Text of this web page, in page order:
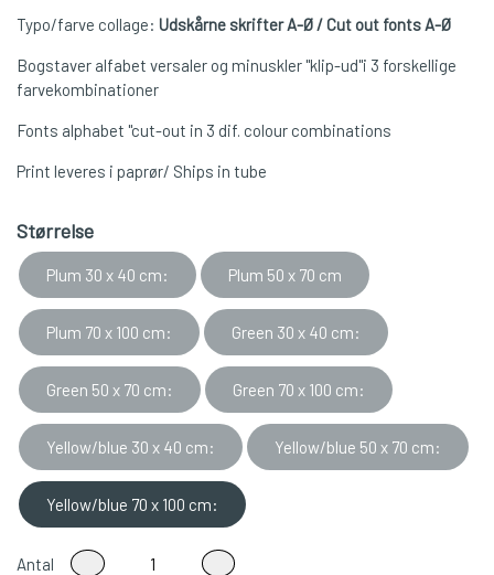
Typo/farve collage: Udskårne skrifter A-Ø / Cut out fonts A-Ø
Bogstaver alfabet versaler og minuskler "klip-ud"i 3 forskellige
farvekombinationer
Fonts alphabet "cut-out in 3 dif. colour combinations
Print leveres i paprør/ Ships in tube
Størrelse
Plum 30 x 40 cm: Plum 50 x 70 cm
Plum 70 x 100 cm: Green 30 x 40 cm:
Green 50 x 70 cm: Green 70 x 100 cm:
Yellow/blue 30 x 40 cm: Yellow/blue 50 x 70 cm:
Yellow/blue 70 x 100 cm:
Antal